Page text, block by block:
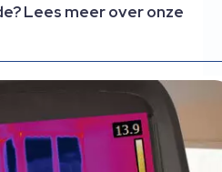
Lees meer over onze